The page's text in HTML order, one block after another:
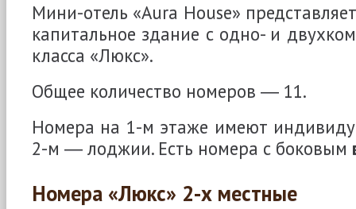
Мини-отель «Aura House»
капитальное здание с одно- и
класса «Люкс».
Общее количество номеров ― 11.
Номера на 1-м этаже имеют
2-м ― лоджии. Есть номера с боковым
Номера «Люкс» 2-х местные